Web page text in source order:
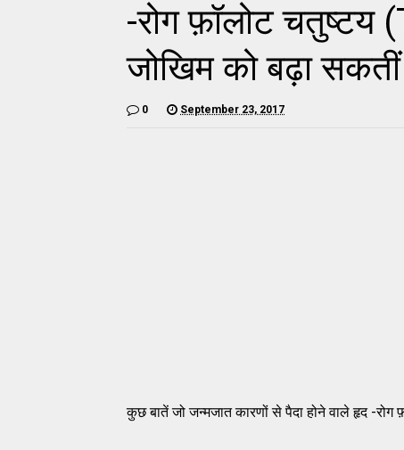
-रोग फ़ॉलोट
जोखिम को बढ़ा
0 September 23, 2017
कुछ बातें जो जन्मजात कारणों से पैदा होने वाले हृद -